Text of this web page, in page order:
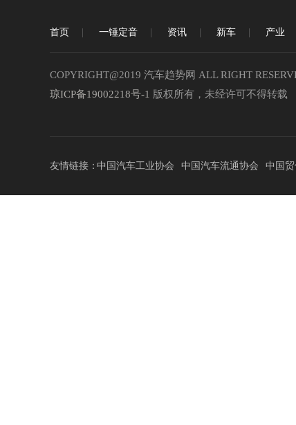
首页 一锤定音 资讯 新车 产业
COPYRIGHT@2019 汽车趋势网 ALL RIGHT
琼ICP备19002218号-1 版权所有，未经许可不得转载
友情链接：中国汽车工业协会 中国汽车流通协会 中国